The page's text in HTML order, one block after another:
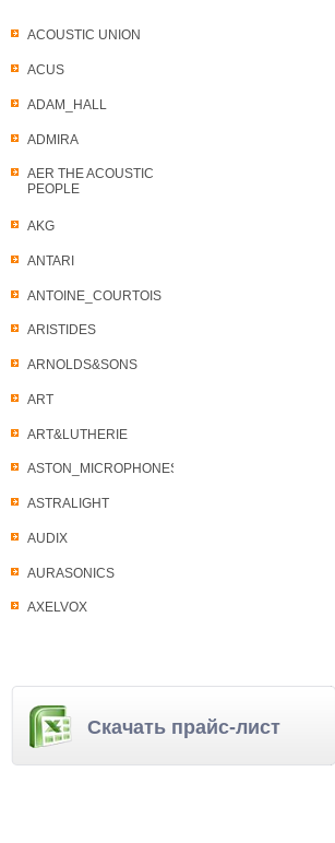
ACOUSTIC UNION
ACUS
ADAM_HALL
ADMIRA
AER THE ACOUSTIC
PEOPLE
AKG
ANTARI
ANTOINE_COURTOIS
ARISTIDES
ARNOLDS&SONS
ART
ART&LUTHERIE
ASTON_MICROPHONES
ASTRALIGHT
AUDIX
AURASONICS
AXELVOX
Скачать прайс-лист